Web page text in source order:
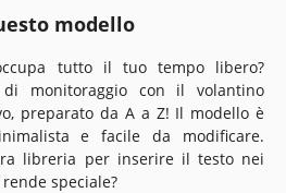
modello
tutto il tuo tempo libero?
monitoraggio con il volantino
preparato da A a Z! Il modello è
e facile da modificare.
libreria per inserire il testo nei
speciale?